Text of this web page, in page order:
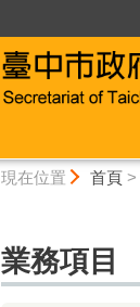
現在位置 首頁>
業務項目